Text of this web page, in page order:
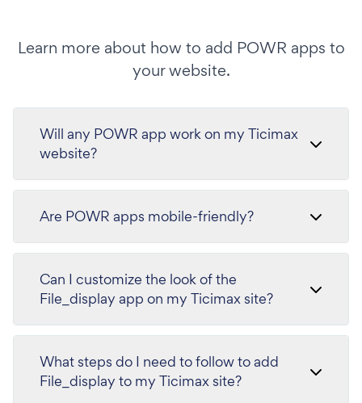
Learn more about how to add POWR apps to
your website.
Will any POWR app work on my Ticimax
website?
Are POWR apps mobile-friendly?
Can I customize the look of the
File_display app on my Ticimax site?
What steps do I need to follow to add
File_display to my Ticimax site?